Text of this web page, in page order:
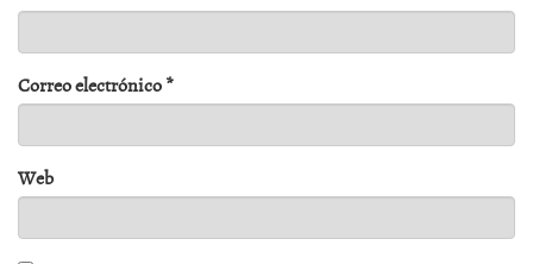
Correo electrónico*
Web